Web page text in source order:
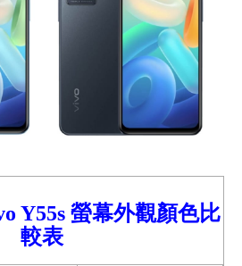
Y55s 螢幕外觀顏色比
較表